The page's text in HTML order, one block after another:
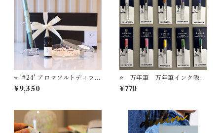
⭐️ '#24' アロマソルトディフュ
ーザー ＋ TUZU アジャスト
万年筆 セーラー万年筆【お名
¥9,350
⭐️ 万年筆 万年筆インク吸入
器コンバーター
¥770